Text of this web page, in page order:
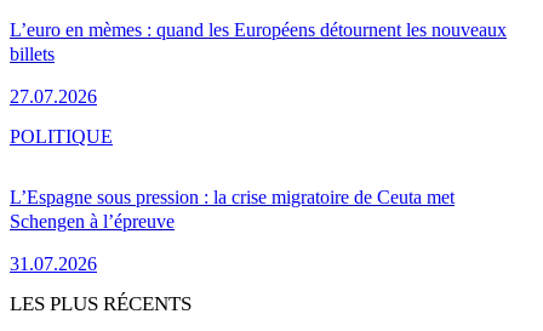
L’euro en mèmes : quand les Européens détournent les nouveaux
billets
27.07.2026
L’Espagne sous pression : la crise migratoire de Ceuta met
Schengen à l’épreuve
31.07.2026
POLITIQUE
LES PLUS RÉCENTS